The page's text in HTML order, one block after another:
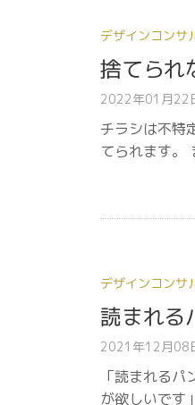
デザインコンサ
捨てられ
2022年01月22
チラシは不特
てられます。
デザインコンサ
読まれる
2021年12月08
「読まれる
が欲しいです